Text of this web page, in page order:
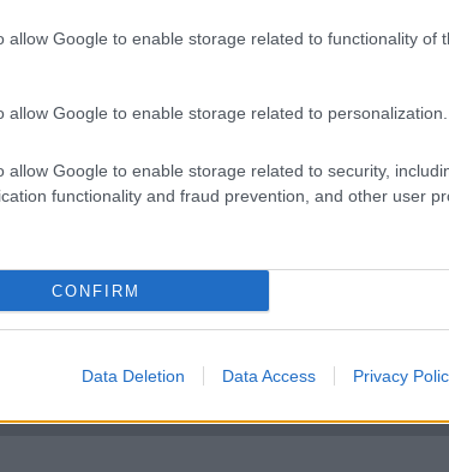
allow Google to enable storage related to functionality of
allow Google to enable storage related to personalization.
allow Google to enable storage related to security,
functionality and fraud prevention, and other user
CONFIRM
Data Deletion Data Access Privacy
video